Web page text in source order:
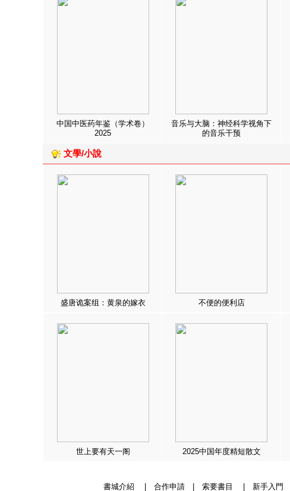
中国中医药年鉴（学术卷）
2025
音乐与大脑：神经科学视角下
的音乐干预
文學/小說
盛唐诡案组：黄泉的嫁衣 不便的便利店
世上要有天一阁 2025中国年度精短散文
書城介紹 合作申請| 索要書目 新手入門